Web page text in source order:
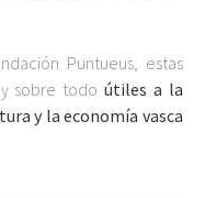
Puntueus, estas
y sobre todoútiles a la
y la economía vasca